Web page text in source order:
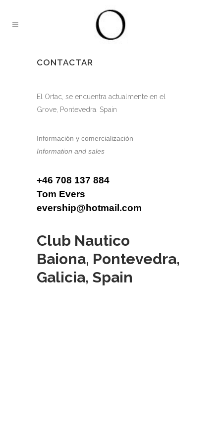
CONTACTAR
El Ortac, se encuentra actualmente en el
Grove, Pontevedra. Spain
Información y comercialización
Information and sales
+46 708 137 884
Tom Evers
evership@hotmail.com
Club Nautico
Baiona, Pontevedra,
Galicia, Spain